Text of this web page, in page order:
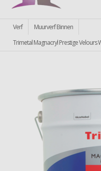
Verf
Muurverf Binnen
Trimetal Magnacryl Prestige Velours